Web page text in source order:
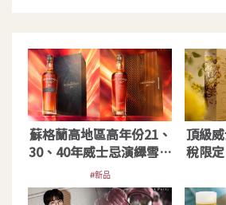
蘇格蘭高地區高年份21、
30、40年威士忌演繹雪莉
藝術
#新品
頂級
稅限